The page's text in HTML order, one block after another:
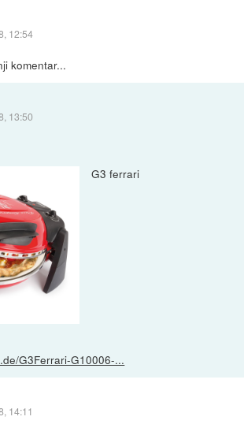
12:54
komentar...
13:50
G3 ferrari
G3Ferrari-G10006-...
14:11